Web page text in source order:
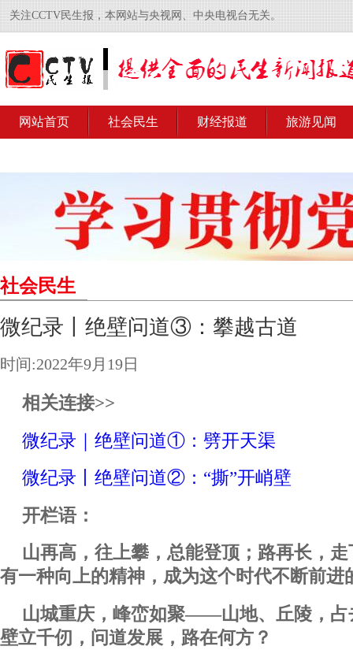
关注CCTV民生报，本网站与央视网、中央电视台无关。
网站首页 社会民生 财经报道 旅游见闻
社会民生
微纪录丨绝壁问道③：攀越古道
时间:2022年9月19日
相关连接>>
微纪录｜绝壁问道①：劈开天渠
微纪录丨绝壁问道②：“撕”开峭壁
开栏语：
山再高，往上攀，总能登顶；路再长，
有一种向上的精神，成为这个时代不断前进
山城重庆，峰峦如聚——山地、丘陵，占
壁立千仞，问道发展，路在何方？